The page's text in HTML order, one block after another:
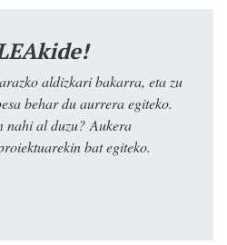
aldizkari bakarra, eta zu
behar du aurrera egiteko.
nahi al duzu? Aukera
bat egiteko.